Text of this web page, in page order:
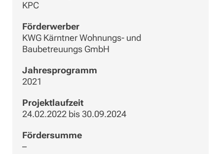
KPC
Förderwerber
KWG Kärntner Wohnungs- und
Baubetreuungs GmbH
Jahresprogramm
2021
Projektlaufzeit
24.02.2022 bis 30.09.2024
Fördersumme
–